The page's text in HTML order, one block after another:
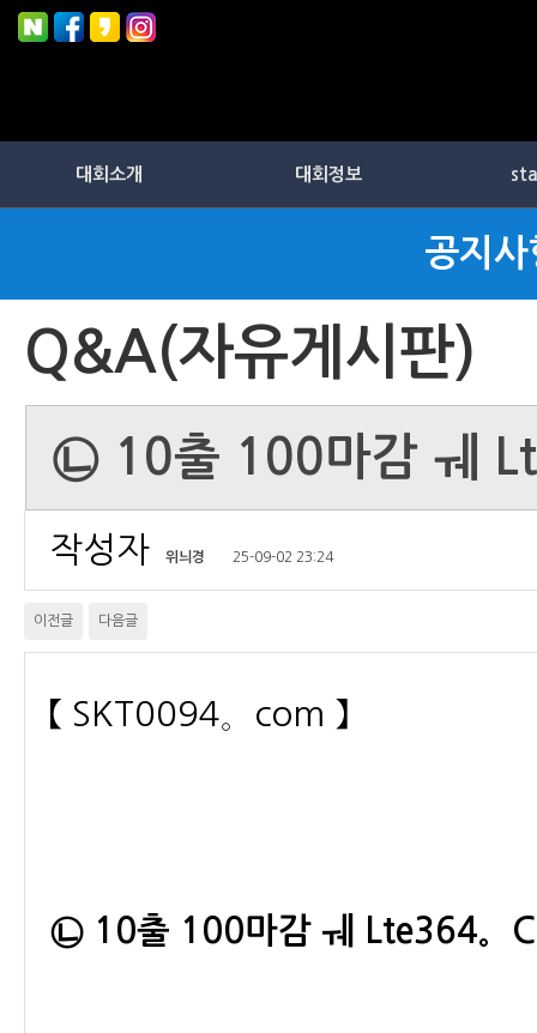
대회소개 대회정보
공지사
Q&A(자유게시판)
㉡ 10출 100마감 ㅞ
작성자 위늬경 25-09-02 23:24
이전글 다음글
【 SKT0094。com 】
㉡ 10출 100마감 ㅞ Lte364。